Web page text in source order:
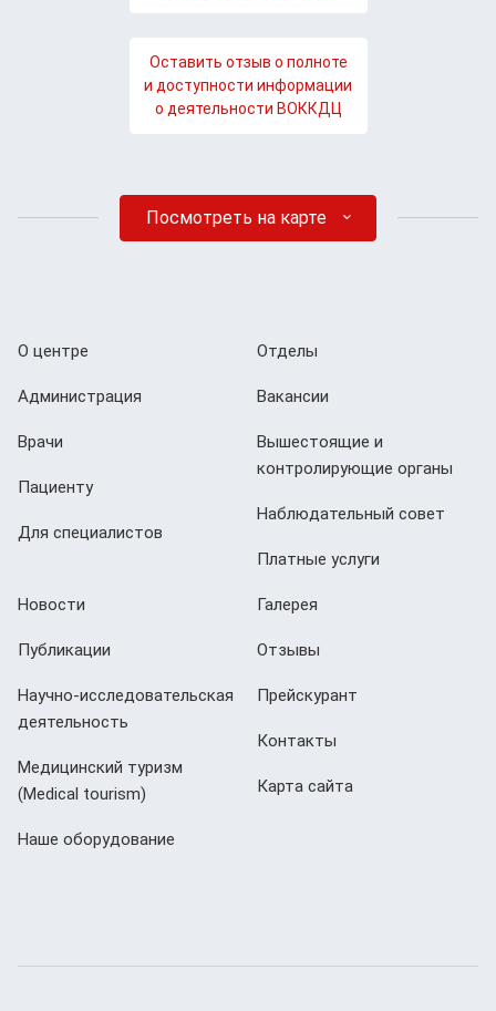
Оставить отзыв о полноте
и доступности информации
о деятельности ВОККДЦ
Посмотреть на карте
О центре
Администрация
Врачи
Пациенту
Для специалистов
Отделы
Вакансии
Вышестоящие и
контролирующие органы
Наблюдательный совет
Платные услуги
Новости
Публикации
Научно-исследовательская
деятельность
Медицинский туризм
(Мedical tourism)
Наше оборудование
Галерея
Отзывы
Прейскурант
Контакты
Карта сайта